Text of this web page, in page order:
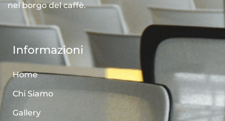
nel borgo del caffè.
Informazioni
Home
Chi Siamo
Gallery